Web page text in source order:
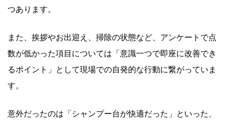
つあります。
また、挨拶やお出迎え、掃除の状態など、アンケートで点
数が低かった項目については「意識一つで即座に改善でき
るポイント」として現場での自発的な行動に繋がっていま
す。
意外だったのは「シャンプー台が快適だった」といった、